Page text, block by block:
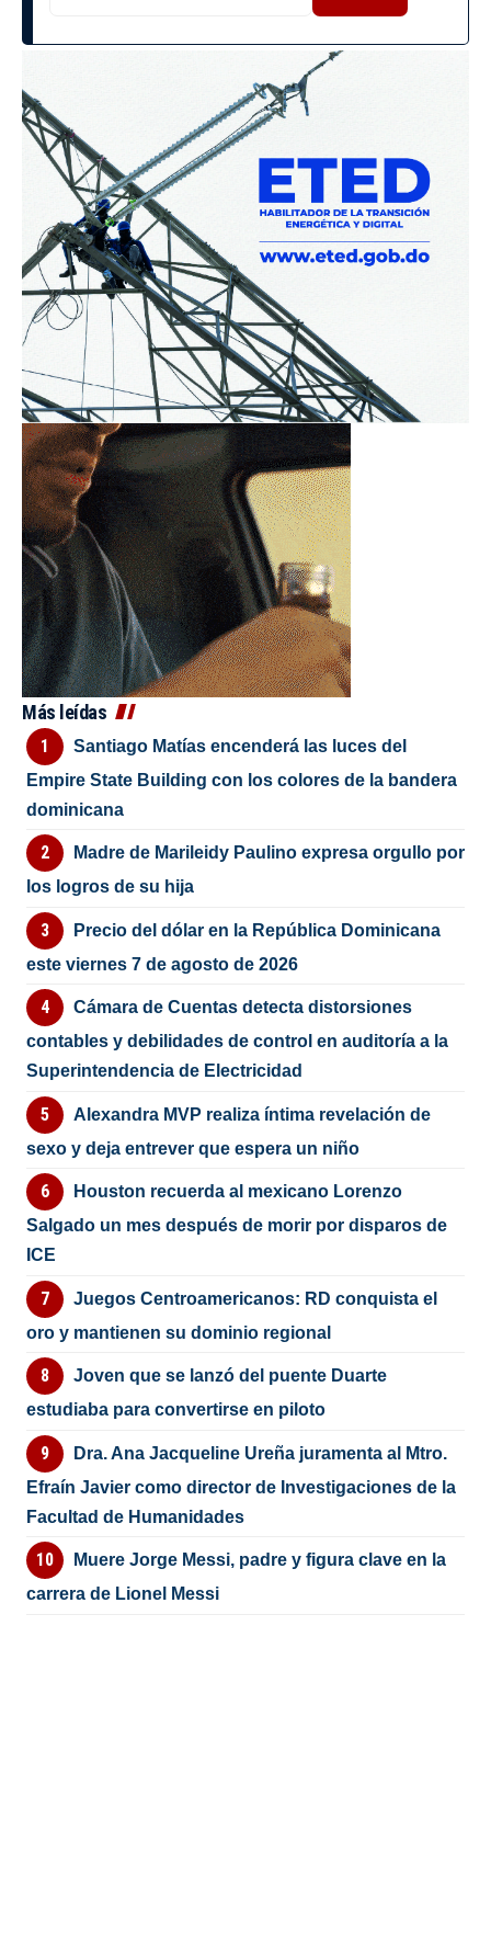
Más leídas
Santiago Matías encenderá las luces del
Empire State Building con los colores de la bandera
dominicana
Madre de Marileidy Paulino expresa orgullo por
los logros de su hija
Precio del dólar en la República Dominicana
este viernes 7 de agosto de 2026
Cámara de Cuentas detecta distorsiones
contables y debilidades de control en auditoría a la
Superintendencia de Electricidad
Alexandra MVP realiza íntima revelación de
sexo y deja entrever que espera un niño
Houston recuerda al mexicano Lorenzo
Salgado un mes después de morir por disparos de
ICE
Juegos Centroamericanos: RD conquista el
oro y mantienen su dominio regional
Joven que se lanzó del puente Duarte
estudiaba para convertirse en piloto
Dra. Ana Jacqueline Ureña juramenta al Mtro.
Efraín Javier como director de Investigaciones de la
Facultad de Humanidades
Muere Jorge Messi, padre y figura clave en la
carrera de Lionel Messi